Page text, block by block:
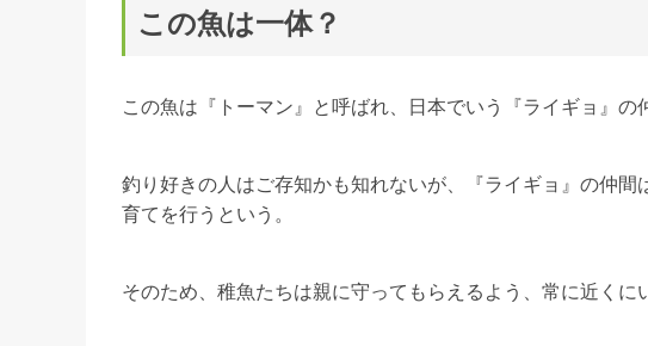
この魚は一体？
この魚は『トーマン』と呼ばれ、日本でいう『ライギョ』の
釣り好きの人はご存知かも知れないが、『ライギョ』の仲
育てを行うという。
そのため、稚魚たちは親に守ってもらえるよう、常に近くに